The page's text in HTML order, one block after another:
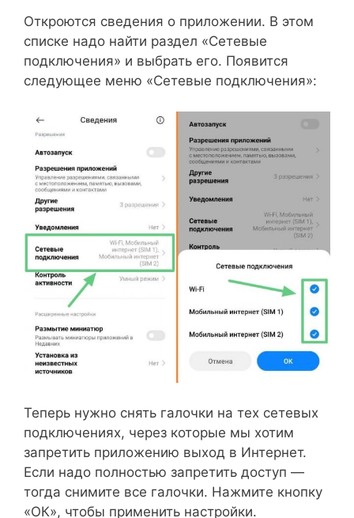
Откроются сведения о приложении. В этом
списке надо найти раздел «Сетевые
подключения» и выбрать его. Появится
следующее меню «Сетевые подключения»:
Теперь нужно снять галочки на тех сетевых
подключениях, через которые мы хотим
запретить приложению выход в Интернет.
Если надо полностью запретить доступ —
тогда снимите все галочки. Нажмите кнопку
«ОК», чтобы применить настройки.